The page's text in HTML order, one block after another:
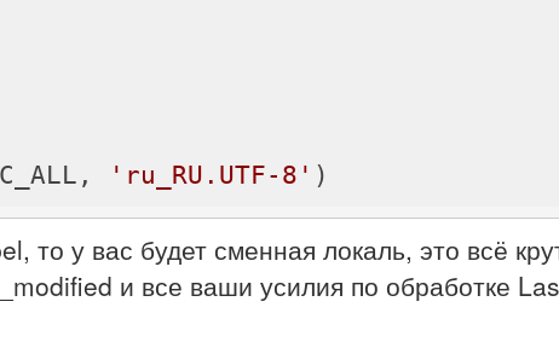
'ru_RU.UTF-8'
то у вас будет сменная локаль, это всё
и все ваши усилия по обработке